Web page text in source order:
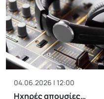
04.06.2026 | 12:00
Ηχηρές απουσίες…